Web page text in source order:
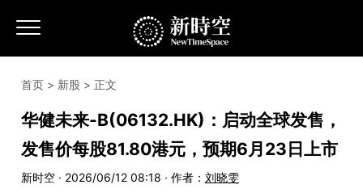
首页 > 新股 > 正文
华健未来-B(06132.HK)：启动全球发售，
发售价每股81.80港元，预期6月23日上市
新时空 · 2026/06/12 08:18 · 作者： 刘晓雯